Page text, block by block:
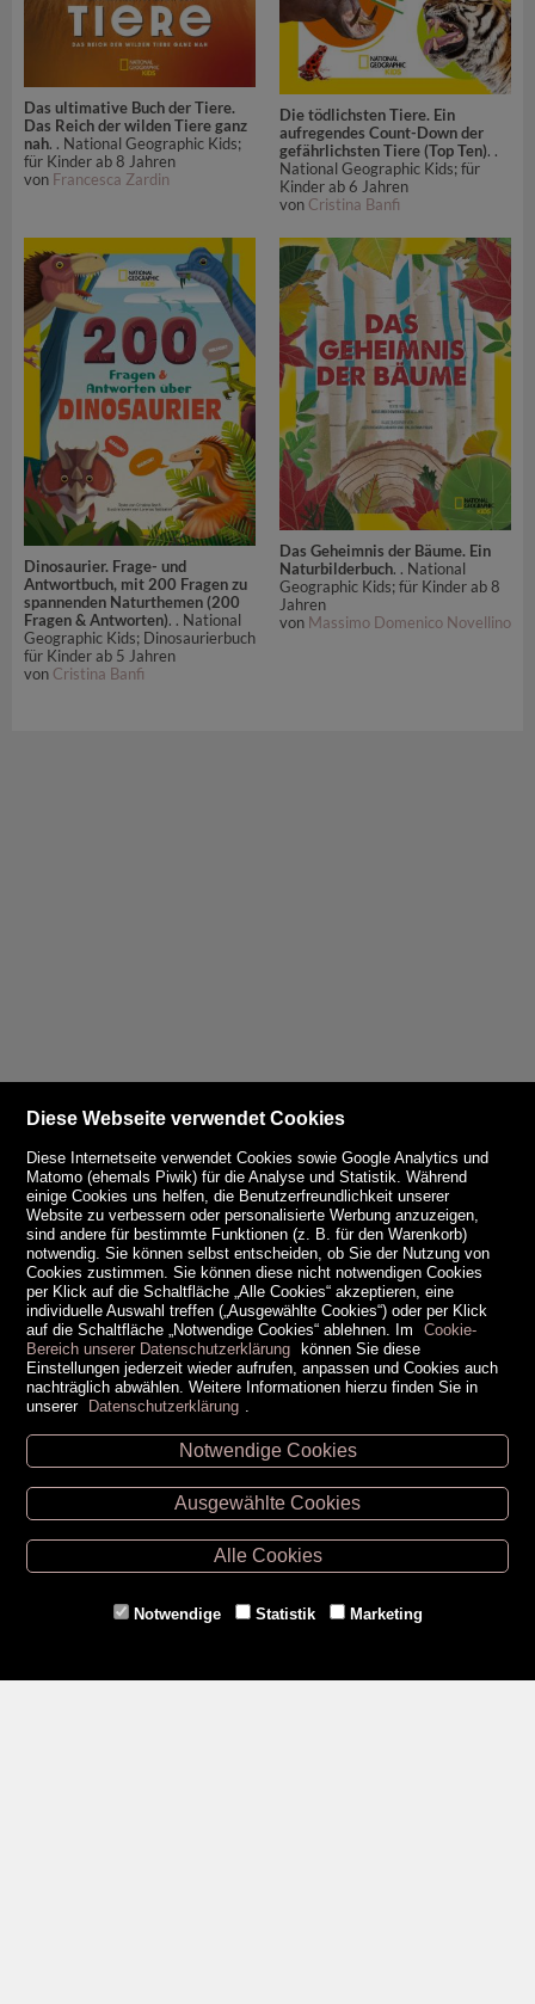
Das ultimative Buch der Tiere.
Das Reich der wilden Tiere ganz
nah. . National Geographic Kids;
für Kinder ab 8 Jahren
von Francesca Zardin
Die tödlichsten Tiere. Ein
aufregendes Count-Down der
gefährlichsten Tiere (Top Ten). .
National Geographic Kids; für
Kinder ab 6 Jahren
von Cristina Banfi
Dinosaurier. Frage- und
Antwortbuch, mit 200 Fragen zu
spannenden Naturthemen (200
Fragen & Antworten). . National
Geographic Kids; Dinosaurierbuch
für Kinder ab 5 Jahren
von Cristina Banfi
Das Geheimnis der Bäume. Ein
Naturbilderbuch. . National
Geographic Kids; für Kinder ab 8
Jahren
von Massimo Domenico Novellino
Unsere Öffnungszeiten
Retz -02942/20433
Hollabrunn -02952/30057
Eggenburg -02984/3836
Gmünd -
Diese Webseite verwendet Cookies
Diese Internetseite verwendet Cookies sowie Google Analytics und
Matomo (ehemals Piwik) für die Analyse und Statistik. Während
einige Cookies uns helfen, die Benutzerfreundlichkeit unserer
Website zu verbessern oder personalisierte Werbung anzuzeigen,
sind andere für bestimmte Funktionen (z. B. für den Warenkorb)
notwendig. Sie können selbst entscheiden, ob Sie der Nutzung von
Cookies zustimmen. Sie können diese nicht notwendigen Cookies
per Klick auf die Schaltfläche „Alle Cookies“ akzeptieren, eine
individuelle Auswahl treffen („Ausgewählte Cookies“) oder per Klick
auf die Schaltfläche „Notwendige Cookies“ ablehnen. Im
Cookie-
Bereich unserer Datenschutzerklärung können Sie diese
Einstellungen jederzeit wieder aufrufen, anpassen und Cookies auch
nachträglich abwählen. Weitere Informationen hierzu finden Sie in
unserer Datenschutzerklärung
Notwendige Cookies
Ausgewählte Cookies
Alle Cookies
Notwendige Statistik Marketing